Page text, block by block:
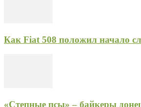
Как Fiat 508 положил начало
«Степные псы» – байкеры